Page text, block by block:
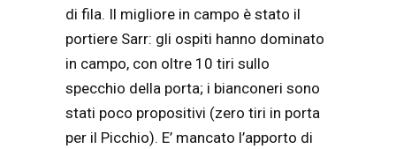
di fila. Il migliore in campo è stato il
portiere Sarr: gli ospiti hanno dominato
in campo, con oltre 10 tiri sullo
specchio della porta; i bianconeri sono
stati poco propositivi (zero tiri in porta
per il Picchio). E’ mancato l’apporto di